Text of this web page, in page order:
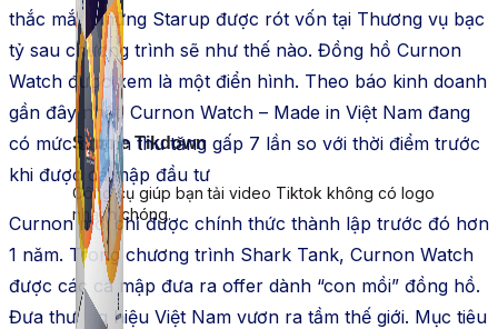
Simple Tikdown
Công cụ giúp bạn tải video Tiktok không có logo
nhanh chóng.
thắc mắc những Starup được rót vốn tại Thương vụ bạc
tỷ sau chương trình sẽ như thế nào. Đồng hồ Curnon
Watch được xem là một điển hình. Theo báo kinh doanh
gần đây nhất. Curnon Watch – Made in Việt Nam đang
có mức doanh thu tăng gấp 7 lần so với thời điểm trước
khi được cá mập đầu tư
Curnon mới chỉ được chính thức thành lập trước đó hơn
1 năm. Trong chương trình Shark Tank, Curnon Watch
được các cá mập đưa ra offer dành “con mồi” đồng hồ.
Đưa thương hiệu Việt Nam vươn ra tầm thế giới. Mục tiêu